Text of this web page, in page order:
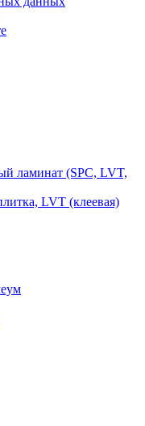
ламинат (SPC, LVT,
LVT (клеевая)